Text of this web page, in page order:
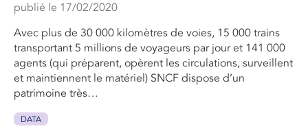
publié le 17/02/2020
Avec plus de 30 000 kilomètres de voies, 15 000 trains
transportant 5 millions de voyageurs par jour et 141 000
agents (qui préparent, opèrent les circulations, surveillent
et maintiennent le matériel) SNCF dispose d’un
patrimoine très…
DATA